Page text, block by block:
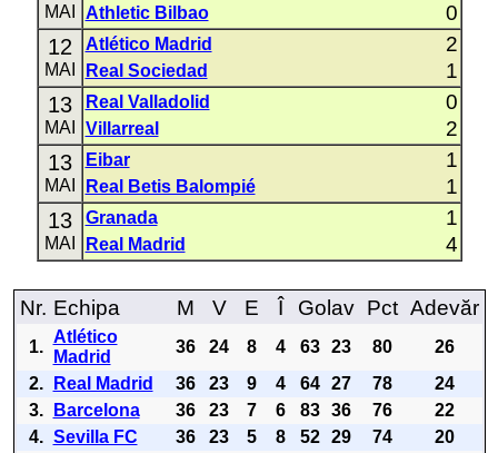
MAI Athletic Bilbao 0
12
MAI
Atlético Madrid 2
Real Sociedad 1
13
MAI
Real Valladolid 0
Villarreal 2
13
MAI
Eibar 1
Real Betis Balompié 1
13
MAI
Granada 1
Real Madrid 4
Nr. Echipa M V E Î Golav Pct Adevăr
1.
Atlético
Madrid
36 24 8 4 63 23 80
26
2.
Real Madrid 36 23 9 4 64 27 78
24
3.
Barcelona 36 23 7 6 83 36 76
22
4. Sevilla FC 36 23 5 8 52 29 74
20